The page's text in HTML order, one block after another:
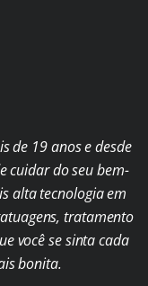
de 19 anos e desde
cuidar do seu bem-
alta tecnologia em
tratamento
você se sinta cada
bonita.